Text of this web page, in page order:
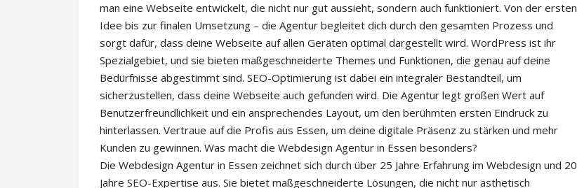
man eine Webseite entwickelt, die nicht nur gut aussieht, sondern auch funktioniert. Von der ersten
Idee bis zur finalen Umsetzung – die Agentur begleitet dich durch den gesamten Prozess und
sorgt dafür, dass deine Webseite auf allen Geräten optimal dargestellt wird. WordPress ist ihr
Spezialgebiet, und sie bieten maßgeschneiderte Themes und Funktionen, die genau auf deine
Bedürfnisse abgestimmt sind. SEO-Optimierung ist dabei ein integraler Bestandteil, um
sicherzustellen, dass deine Webseite auch gefunden wird. Die Agentur legt großen Wert auf
Benutzerfreundlichkeit und ein ansprechendes Layout, um den berühmten ersten Eindruck zu
hinterlassen. Vertraue auf die Profis aus Essen, um deine digitale Präsenz zu stärken und mehr
Kunden zu gewinnen. Was macht die Webdesign Agentur in Essen besonders?
Die Webdesign Agentur in Essen zeichnet sich durch über 25 Jahre Erfahrung im Webdesign und 20
Jahre SEO-Expertise aus. Sie bietet maßgeschneiderte Lösungen, die nicht nur ästhetisch